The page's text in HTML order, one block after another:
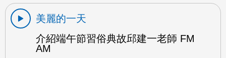
美麗的一天
介紹端午節習俗典故邱建一老師 FM
AM